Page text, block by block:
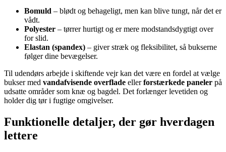
Bomuld – blødt og behageligt, men kan blive tungt, når det er
vådt.
Polyester – tørrer hurtigt og er mere modstandsdygtigt over
for slid.
Elastan (spandex) – giver stræk og fleksibilitet, så bukserne
følger dine bevægelser.
Til udendørs arbejde i skiftende vejr kan det være en fordel at vælge
bukser med vandafvisende overflade ellerforstærkede paneler på
udsatte områder som knæ og bagdel. Det forlænger levetiden og
holder dig tør i fugtige omgivelser.
Funktionelle detaljer, der gør hverdagen
lettere